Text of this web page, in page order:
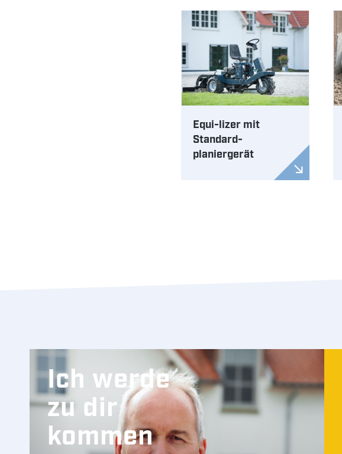
Equi-lizer mit
Standard-
planiergerät
Ich werde
zu dir
kommen